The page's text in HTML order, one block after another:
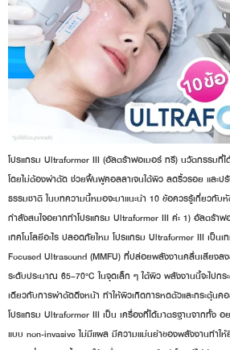
โปรแกรม Ultraformer III (อัลตร้าฟอเมอร์ ทรี) นวัตกรรมที่
โดยไม่ต้องผ่าตัด ช่วยฟื้นฟูคอลลาเจนใต้ผิว ลดริ้วรอย และป
ธรรมชาติ ในบทความนี้หมอจะมาแนะนำ 10 ข้อควรรู้เกี่ยวกั
กำลังสนใจอยากทำโปรแกรม Ultraformer III ค่ะ 1) อัลตร้า
เทคโนโลยีอะไร ปลอดภัยไหม โปรแกรม Ultraformer III เป็น
Focused Ultrasound (MMFU) ที่ปล่อยพลังงานคลื่นเสียงล
ระดับประมาณ 65–70°C ในจุดเล็ก ๆ ใต้ผิว พลังงานนี้จะไปก
เดียวกับการผ่าตัดดึงหน้า ทำให้ผิวเกิดการหดตัวและกระตุ้นค
โปรแกรม Ultraformer III เป็น เครื่องที่ได้มาตรฐานจากทั้ง อย
แบบ non-invasive ไม่มีแผล มีความแม่นยำของพลังงานทำใ